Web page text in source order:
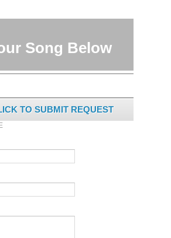
Song Below
TO SUBMIT REQUEST